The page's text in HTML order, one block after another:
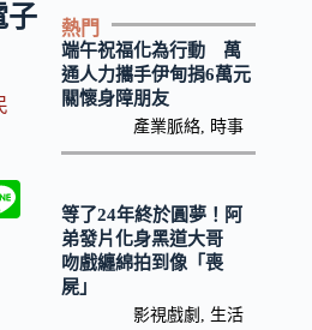
子
熱門
端午祝福化為行動 萬
通人力攜手伊甸捐6萬元
關懷身障朋友
產業脈絡 時事
等了24年終於圓夢！阿
弟發片化身黑道大哥
吻戲纏綿拍到像「喪
屍」
影視戲劇 生活